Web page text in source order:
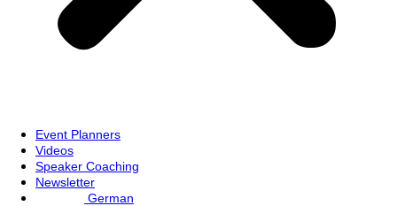
Event Planners
Videos
Speaker Coaching
Newsletter
German